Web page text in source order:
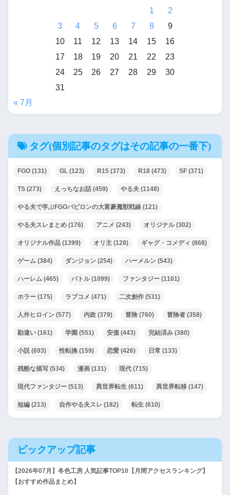
1
2
3
4 5 6 7 8
9
10
11 12 13 14 15
16
17
18 19 20 21 22
23
24
25 26 27 28 29
30
31
« 7月
タグ(個別記事のタグはその記事の一番下)
FGO (131) GL (123) R15 (373) R18 (473) SF (371)
TS (273) えっちなお話 (459) やる夫 (1148)
やる夫で学ぶFGOバビロンの大富豪魔獣戦線 (121)
やる夫スレまとめ (176) アニメ (243) オリジナル(302)
オリジナル作品 (1399) オリ主 (128) ギャグ・コメディ (868)
ゲーム (384) ダンジョン (254) ハーメルン (543)
ハーレム (465) バトル(1099) ファンタジー (1101)
ホラー (175) ラブコメ (471) 二次創作 (531)
人外ヒロイン (577) 内政 (379) 冒険 (760) 冒険者 (358)
勘違い (161) 学園 (551) 安価 (443) 完結済み (380)
小説 (693) 性転換 (159) 恋愛 (426) 日常 (133)
残酷な描写 (534) 漫画 (131) 現代 (715)
現代ファンタジー (513) 異世界転生 (611) 異世界転移 (147)
短編 (213) 自作やる夫スレ (182) 転生 (610)
ピックアップ記事
【2026年07月】冬色工房 人気記事TOP10【月間アクセスランキング】
【おすすめ作品まとめ】